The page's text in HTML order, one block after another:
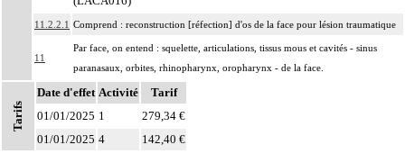
11.2.2.1 Comprend : reconstruction [réfection] d'os de la face pour lésion traumatique
11
Par face, on entend : squelette, articulations, tissus mous et cavités - sinus
paranasaux, orbites, rhinopharynx, oropharynx - de la face.
11
Par ostéosynthèse d'une fracture à foyer fermé, on entend : réduction et
fixation osseuse par voie transcutanée ou avec abord à distance, sans
Tarifs
Date d'effet Activité
Tarif
01/01/2025 1
279,34 €
01/01/2025 4 142,40 €